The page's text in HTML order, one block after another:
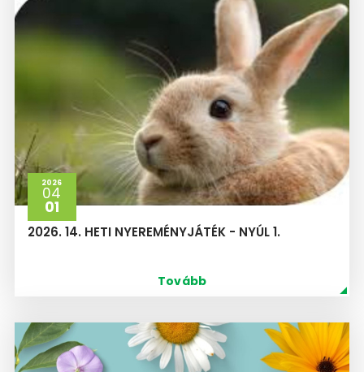
2026
04
01
2026. 14. HETI NYEREMÉNYJÁTÉK - NYÚL 1.
Tovább